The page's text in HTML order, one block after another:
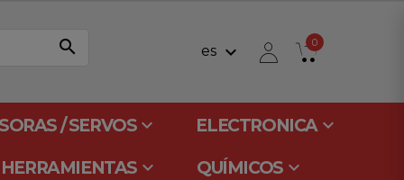
search es keyboard_arrow_down 0
/ SERVOSkeyboard_arrow_down ELECTRONICAkeyboard_arrow_down
HERRAMIENTAS keyboard_arrow_down QUÍMICOSkeyboard_arrow_down